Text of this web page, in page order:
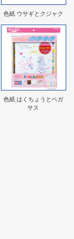
色紙 ウサギとクジャク
色紙 はくちょうとペガ
サス